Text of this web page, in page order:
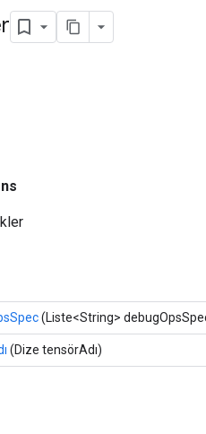
(Liste<String>
(Dize tensörAdı)